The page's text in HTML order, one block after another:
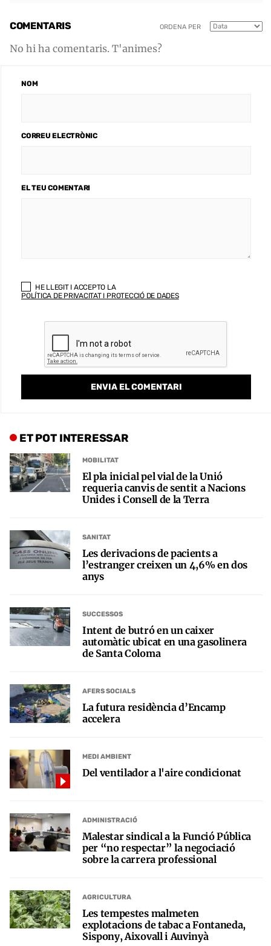
COMENTARIS ORDENA PER
No hi ha comentaris. T'animes?
NOM
CORREU ELECTRÒNIC
EL TEU COMENTARI
HE LLEGIT I ACCEPTO LA
POLÍTICA DE PRIVACITAT I PROTECCIÓ DE DADES
ET POT INTERESSAR
MOBILITAT
El pla inicial pel vial de la Unió
requeria canvis de sentit a Nacions
Unides i Consell de la Terra
SANITAT
Les derivacions de pacients a
l’estranger creixen un 4,6% en dos
anys
SUCCESSOS
Intent de butró en un caixer
automàtic ubicat en una gasolinera
de Santa Coloma
AFERS SOCIALS
La futura residència d’Encamp
accelera
MEDI AMBIENT
Del ventilador a l'aire condicionat
ADMINISTRACIÓ
Malestar sindical a la Funció Pública
per “no respectar” la negociació
sobre la carrera professional
AGRICULTURA
Les tempestes malmeten
explotacions de tabac a Fontaneda,
Sispony, Aixovall i Auvinyà